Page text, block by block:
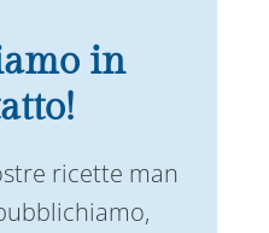
in
ricette man